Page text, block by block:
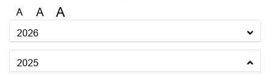
A A A
2026
2025